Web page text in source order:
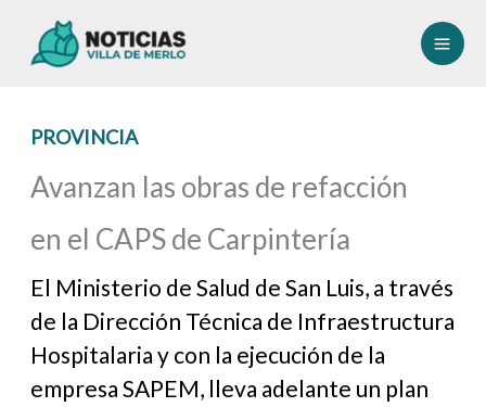
PROVINCIA
Avanzan las obras de refacción
en el CAPS de Carpintería
El Ministerio de Salud de San Luis, a través
de la Dirección Técnica de Infraestructura
Hospitalaria y con la ejecución de la
empresa SAPEM, lleva adelante un plan